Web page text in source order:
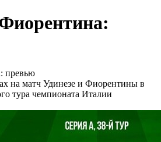
превью
на матч Удинезе и Фиорентины в
тура чемпионата Италии